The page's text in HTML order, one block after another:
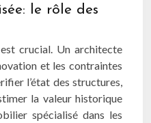
le rôle des
crucial. Un architecte
et les contraintes
l’état des structures,
la valeur historique
spécialisé dans les